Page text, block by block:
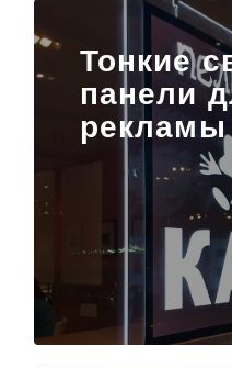
Тонкие
панели
рекламы